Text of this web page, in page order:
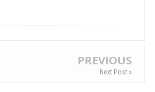
PREVIOUS
Next Post »